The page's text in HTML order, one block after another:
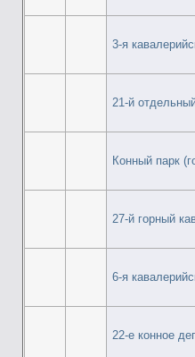
3-я
21-й
Конный парк
27-й горный
6-я
22-е конное